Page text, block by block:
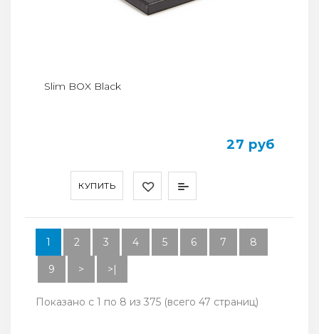
КУПИТЬ
Slim BOX Black
27 руб
1 2 3 4 5 6 7 8
9 > >|
Показано с 1 по 8 из 375 (всего 47 страниц)